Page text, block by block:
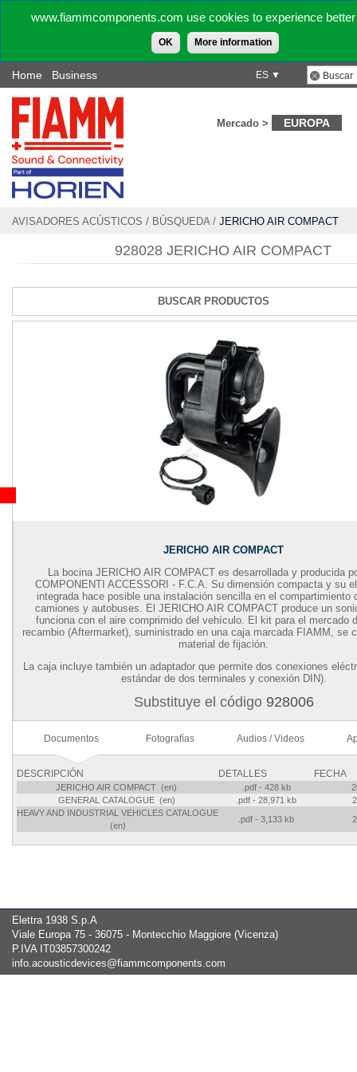
www.fiammcomponents.com use cookies to experience
OK More information
ES ▼
Home Business
Mercado > EUROPA
AVISADORES ACÚSTICOS / BÚSQUEDA/ JERICHO AIR COMPACT
928028 JERICHO AIR COMPACT
BUSCAR PRODUCTOS
JERICHO AIR COMPACT
La bocina JERICHO AIR COMPACT es desarrollada y producida
COMPONENTI ACCESSORI - F.C.A.
Su dimensión compacta y su
integrada hace posible una instalación sencilla en el compartimiento
camiones y autobuses. El JERICHO AIR COMPACT produce un
funciona con el aire comprimido del vehículo. El kit para el mercado
recambio (Aftermarket), suministrado en una caja marcada FIAMM, se
material de fijación.
La caja incluye también un adaptador que permite dos conexiones
estándar de dos terminales y conexión DIN).
Substituye el código 928006
Documentos Fotografías Audios / Videos
DESCRIPCIÓN DETALLES FECHA
JERICHO AIR COMPACT (en) .pdf - 428 kb
GENERAL CATALOGUE (en)
.pdf - 28,971 kb
HEAVY AND INDUSTRIAL VEHICLES CATALOGUE
(en)
.pdf - 3,133 kb
Elettra 1938 S.p.A
Viale Europa 75 - 36075 - Montecchio Maggiore (Vicenza)
P.IVA IT03857300242
info.acousticdevices@fiammcomponents.com